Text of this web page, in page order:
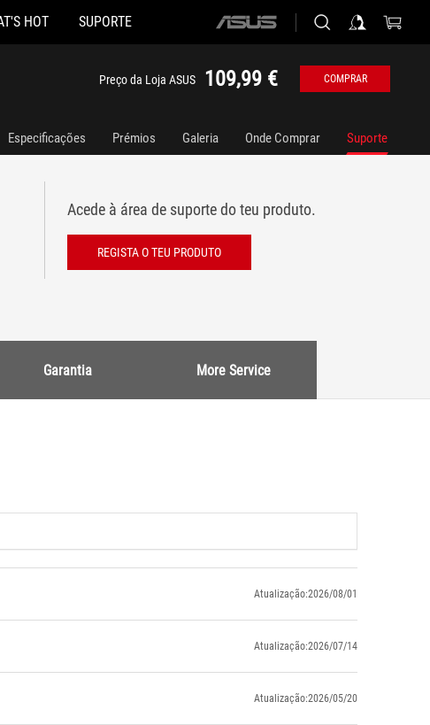
HOT SUPORTE
ASUS
Preço da Loja ASUS 109,99 € COMPRAR
Especificações Prémios Galeria Onde Comprar Suporte
Acede à área de suporte do teu produto.
REGISTA O TEU PRODUTO
Garantia More Service
Atualização:2026/08/01
Atualização:2026/07/14
Atualização:2026/05/20